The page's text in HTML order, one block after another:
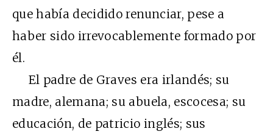
que había decidido renunciar, pese a
haber sido irrevocablemente formado por
él.
El padre de Graves era irlandés; su
madre, alemana; su abuela, escocesa; su
educación, de patricio inglés; sus